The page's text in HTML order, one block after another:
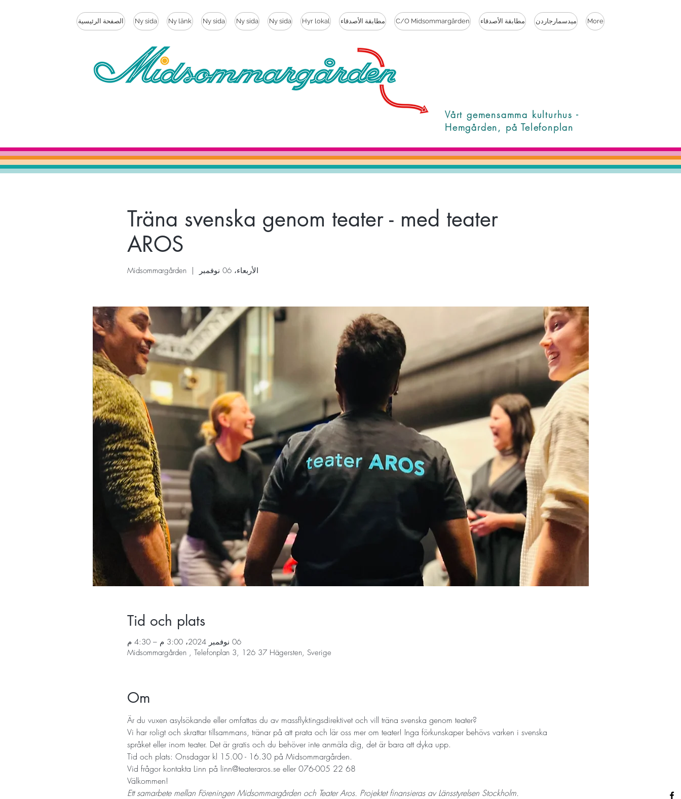
الصفحة الرئيسية Ny sida Ny länk Ny sida Ny sida Ny sida Hyr lokal مطابقة الأصدقاء C/O Midsommargården مطابقة الأصدقاء ميدسمارجاردن More
Vårt gemensamma kulturhus -
Hemgården, på Telefonplan
Träna svenska genom teater - med teater
AROS
الأربعاء، 06 نوفمبر
  |
Midsommargården
Tid och plats
06 نوفمبر 2024، 3:00 م – 4:30 م
Midsommargården , Telefonplan 3, 126 37 Hägersten, Sverige
Om
Är du vuxen asylsökande eller omfattas du av massflyktingsdirektivet och vill träna svenska genom teater?
Vi har roligt och skrattar tillsammans, tränar på att prata och lär oss mer om teater! Inga förkunskaper behövs varken i svenska
språket eller inom teater. Det är gratis och du behöver inte anmäla dig, det är bara att dyka upp.
Tid och plats: Onsdagar kl 15.00 - 16.30 på Midsommargården.
Vid frågor kontakta Linn på linn@teateraros.se eller 076-005 22 68
Välkommen!
Ett samarbete mellan Föreningen Midsommargården och Teater Aros. Projektet finansieras av Länsstyrelsen Stockholm.